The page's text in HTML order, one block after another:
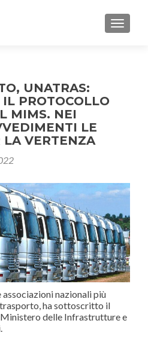
UNATRAS:
PROTOCOLLO
MIMS. NEI
LE
VERTENZA
associazioni nazionali più
ha sottoscritto il
delle Infrastrutture e